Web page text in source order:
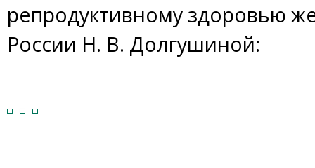
репродуктивному здоровью
России Н. В. Долгушиной: